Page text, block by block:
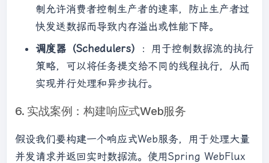
制允许消费者控制生产者的速率，防止生产者过
快发送数据而导致内存溢出或性能下降。
调度器（Schedulers）
：用于控制数据流的执行
策略，可以将任务提交给不同的线程执行，从而
实现并行处理和异步执行。
6. 实战案例：构建响应式Web服务
假设我们要构建一个响应式Web服务，用于处理大量
并发请求并返回实时数据流。使用Spring WebFlux